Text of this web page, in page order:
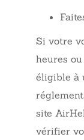
Si votre
heures
éligible à
site
vérifier